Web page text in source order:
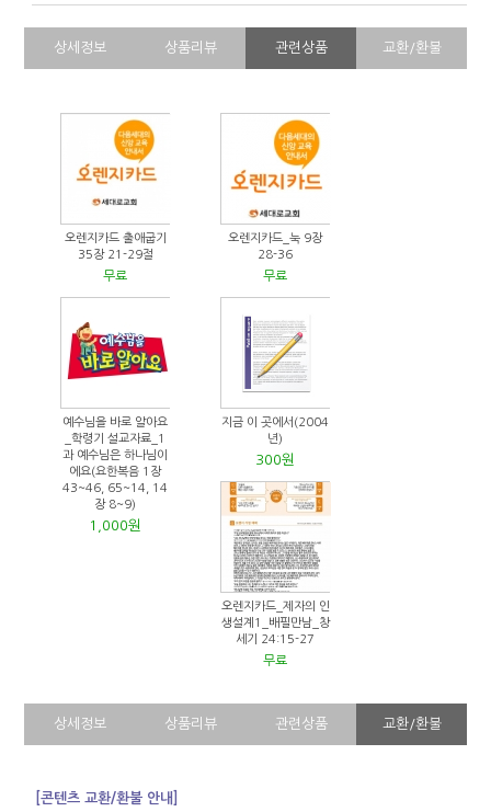
상세정보 상품리뷰 관련상품 교환/환불
오렌지카드 출애굽기
35장 21-29절
무료
오렌지카드_눅 9장
28-36
무료
예수님을 바로 알아요
_학령기 설교자료_1
과 예수님은 하나님이
에요(요한복음 1장
43~46, 65~14, 14
장 8~9)
1,000원
지금 이 곳에서(2004
년)
300원
오렌지카드_제자의 인
생설계1_배필만남_창
세기 24:15-27
무료
상세정보 상품리뷰 관련상품 교환/환불
[콘텐츠 교환/환불 안내]